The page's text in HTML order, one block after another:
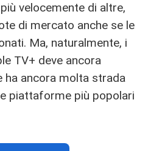
velocemente di altre,
di mercato anche se le
Ma, naturalmente, i
TV+ deve ancora
ancora molta strada
piattaforme più popolari